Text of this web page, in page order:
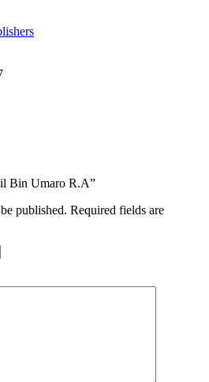
Bin Umaro R.A”
published. Required fields are